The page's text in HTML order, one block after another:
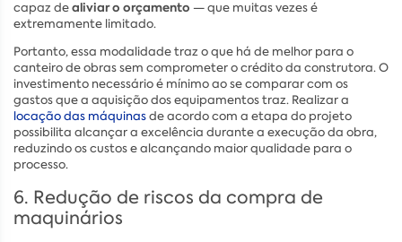
capaz dealiviar o orçamento — que muitas vezes é
extremamente limitado.
Portanto, essa modalidade traz o que há de melhor para o
canteiro de obras sem comprometer o crédito da construtora. O
investimento necessário é mínimo ao se comparar com os
gastos que a aquisição dos equipamentos traz. Realizar a
locação das máquinasde acordo com a etapa do projeto
possibilita alcançar a excelência durante a execução da obra,
reduzindo os custos e alcançando maior qualidade para o
processo.
6. Redução de riscos da compra de
maquinários